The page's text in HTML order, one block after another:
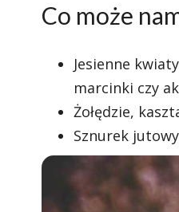
Co może
Jesienne
marcinki czy
Żołędzie,
Sznurek